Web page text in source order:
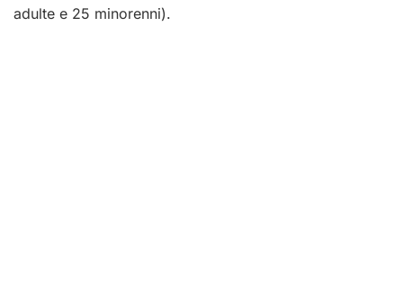
adulte e 25 minorenni).